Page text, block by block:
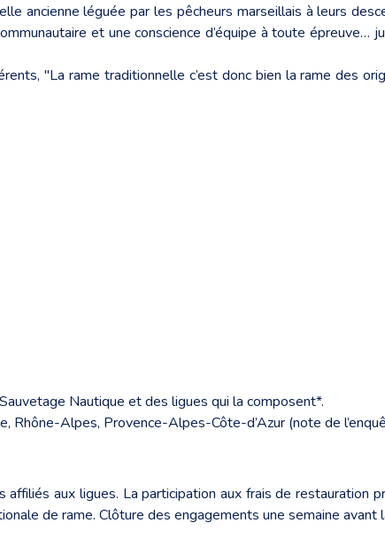
ancienne léguée par les pêcheurs marseillais à leurs
et une conscience d’équipe à toute épreuve…
"La rame traditionnelle c’est donc bien la rame des
Nautique et des ligues qui la composent*.
Alpes, Provence-Alpes-Côte-d’Azur (note de
aux ligues. La participation aux frais de restauration
de rame. Clôture des engagements une semaine avant